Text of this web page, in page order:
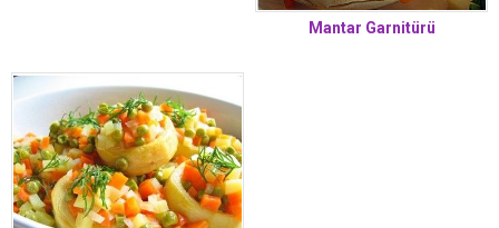
Mantar Garnitürü